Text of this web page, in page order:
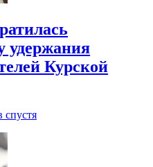
удержания
Курской
спустя